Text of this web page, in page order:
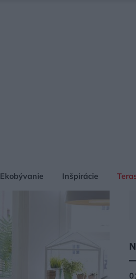
Ekobývanie Inšpirácie